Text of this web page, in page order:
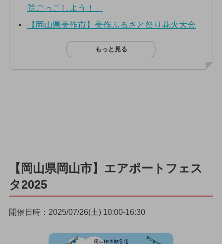
院ごっこしよう！」
【岡山県美作市】美作ふるさと祭り花火大会
もっと見る
【岡山県岡山市】エアポートフェス
タ2025
開催日時：2025/07/26(土) 10:00-16:30